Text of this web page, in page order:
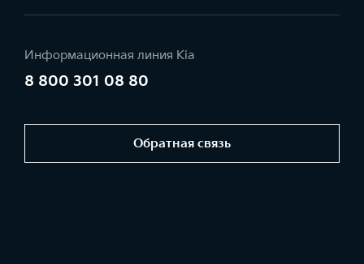
Информационная линия Kia
8 800 301 08 80
Обратная связь